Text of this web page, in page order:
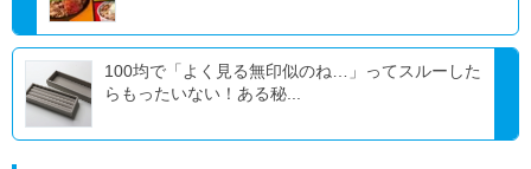
100均で「よく見る無印似のね…」ってスルーした
らもったいない！ある秘...